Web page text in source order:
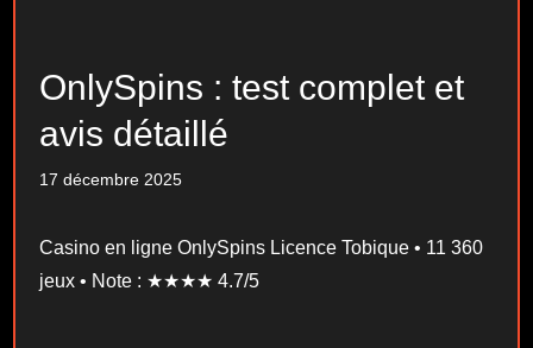
OnlySpins : test complet et
avis détaillé
17 décembre 2025
Casino en ligne OnlySpins Licence Tobique • 11 360
jeux • Note : ★★★★ 4.7/5